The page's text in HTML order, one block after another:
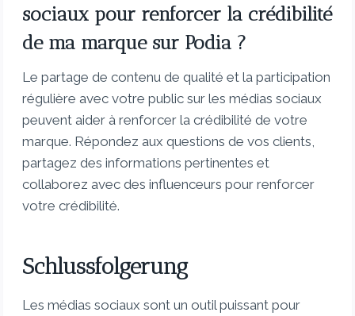
sociaux pour renforcer la crédibilité
de ma marque sur Podia ?
Le partage de contenu de qualité et la participation
régulière avec votre public sur les médias sociaux
peuvent aider à renforcer la crédibilité de votre
marque. Répondez aux questions de vos clients,
partagez des informations pertinentes et
collaborez avec des influenceurs pour renforcer
votre crédibilité.
Schlussfolgerung
Les médias sociaux sont un outil puissant pour